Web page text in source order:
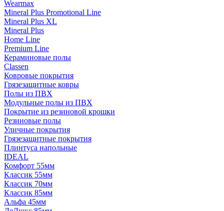
Wearmax
Mineral Plus Promotional Line
Mineral Plus XL
Mineral Plus
Home Line
Premium Line
Кераминовые полы
Classen
Ковровые покрытия
Грязезащитные ковры
Полы из ПВХ
Модульные полы из ПВХ
Покрытие из резиновой крошки
Резиновые полы
Уличные покрытия
Грязезащитные покрытия
Плинтуса напольные
IDEAL
Комфорт 55мм
Классик 55мм
Классик 70мм
Классик 85мм
Альфа 45мм